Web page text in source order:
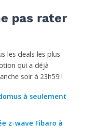
pas rater
les deals les plus
qui a déjà
soir à 23h59 !
à seulement
z-wave Fibaro à